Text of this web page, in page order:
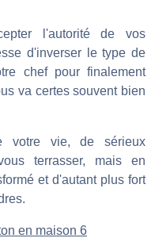
l'autorité de vos
d'inverser le type de
chef pour finalement
va certes souvent bien
votre vie, de sérieux
terrasser, mais en
et d'autant plus fort
en maison 6